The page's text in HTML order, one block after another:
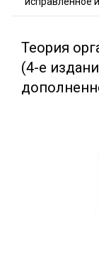
Теория
(4-е